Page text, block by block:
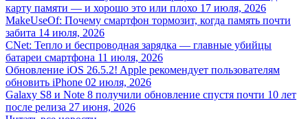
карту памяти — и хорошо это или плохо 17 июля, 2026
MakeUseOf: Почему смартфон тормозит, когда память почти
забита 14 июля, 2026
CNet: Тепло и беспроводная зарядка — главные убийцы
батареи смартфона 11 июля, 2026
Обновление iOS 26.5.2! Apple рекомендует пользователям
обновить iPhone 02 июля, 2026
Galaxy S8 и Note 8 получили обновление спустя почти 10 лет
после релиза 27 июня, 2026